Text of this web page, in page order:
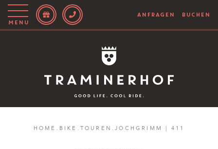
Story
Hotel
Rooms
Bike
Menu
ANFRAGEN BUCHEN
HOME . BIKE . TOUREN .JOCHGRIMM | 411